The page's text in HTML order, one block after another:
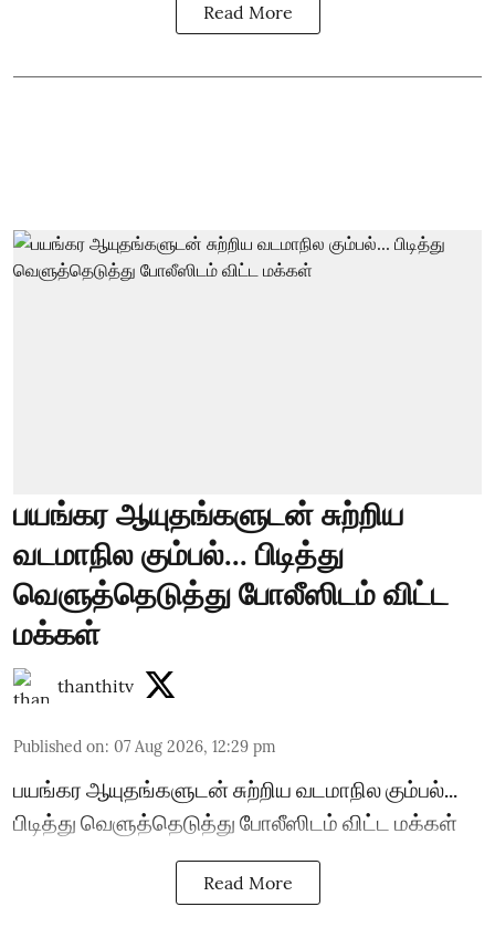
Read More
பயங்கர ஆயுதங்களுடன் சுற்றிய
வடமாநில கும்பல்... பிடித்து
வெளுத்தெடுத்து போலீஸிடம் விட்ட
மக்கள்
thanthitv
Published on: 07 Aug 2026, 12:29 pm
பயங்கர ஆயுதங்களுடன் சுற்றிய வடமாநில கும்பல்...
பிடித்து வெளுத்தெடுத்து போலீஸிடம் விட்ட மக்கள்
Read More